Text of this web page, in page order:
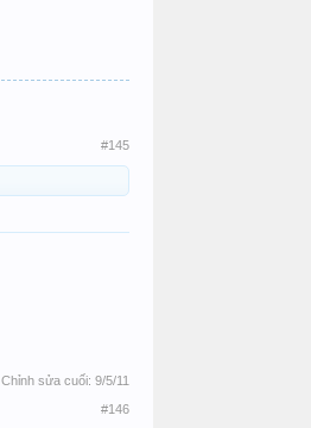
#145
Chỉnh sửa cuối: 9/5/11
#146